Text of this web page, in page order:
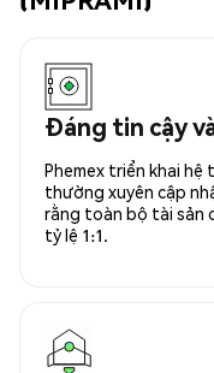
Đáng tin cậy
Phemex triển khai hệ
thường xuyên cập
rằng toàn bộ tài sản
tỷ lệ 1:1.